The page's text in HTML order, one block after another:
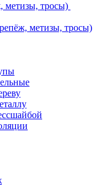
метизы, тросы)
метизы, тросы)